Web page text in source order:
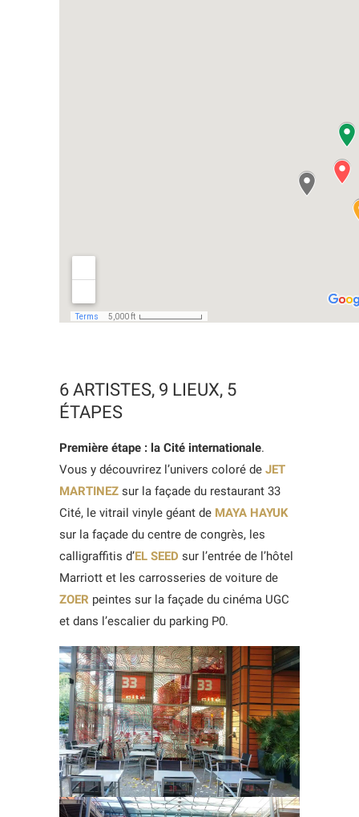
6 ARTISTES, 9 LIEUX, 5
ÉTAPES
Première étape : la Cité internationale.
Vous y découvrirez l’univers coloré de JET
MARTINEZ sur la façade du restaurant 33
Cité, le vitrail vinyle géant de MAYA HAYUK
sur la façade du centre de congrès, les
calligraffitis d’EL SEED sur l’entrée de l’hôtel
Marriott et les carrosseries de voiture de
ZOER peintes sur la façade du cinéma UGC
et dans l’escalier du parking P0.